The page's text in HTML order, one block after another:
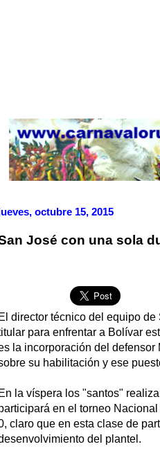
octubre 15, 2015
José con una sola
El director técnico del equipo
para enfrentar a Bolívar
la incorporación del
su habilitación y ese
En la víspera los "santos"
en el torneo
claro que en esta clase de
del plantel.